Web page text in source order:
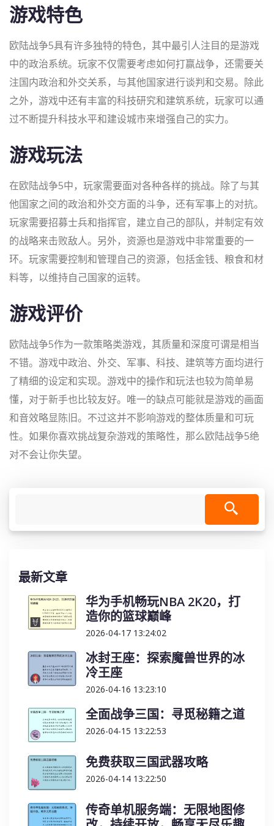
游戏特色
欧陆战争5具有许多独特的特色，其中最引人注目的是游戏
中的政治系统。玩家不仅需要考虑如何打赢战争，还需要关
注国内政治和外交关系，与其他国家进行谈判和交易。除此
之外，游戏中还有丰富的科技研究和建筑系统，玩家可以通
过不断提升科技水平和建设城市来增强自己的实力。
游戏玩法
在欧陆战争5中，玩家需要面对各种各样的挑战。除了与其
他国家之间的政治和外交方面的斗争，还有军事上的对抗。
玩家需要招募士兵和指挥官，建立自己的部队，并制定有效
的战略来击败敌人。另外，资源也是游戏中非常重要的一
环。玩家需要控制和管理自己的资源，包括金钱、粮食和材
料等，以维持自己国家的运转。
游戏评价
欧陆战争5作为一款策略类游戏，其质量和深度可谓是相当
不错。游戏中政治、外交、军事、科技、建筑等方面均进行
了精细的设定和实现。游戏中的操作和玩法也较为简单易
懂，对于新手也比较友好。唯一的缺点可能就是游戏的画面
和音效略显陈旧。不过这并不影响游戏的整体质量和可玩
性。如果你喜欢挑战复杂游戏的策略性，那么欧陆战争5绝
对不会让你失望。
最新文章
华为手机畅玩NBA 2K20，打
造你的篮球巅峰
2026-04-17 13:24:02
冰封王座：探索魔兽世界的冰
冷王座
2026-04-16 13:23:10
全面战争三国：寻觅秘籍之道
2026-04-15 13:22:53
免费获取三国武器攻略
2026-04-14 13:22:50
传奇单机服务端：无限地图修